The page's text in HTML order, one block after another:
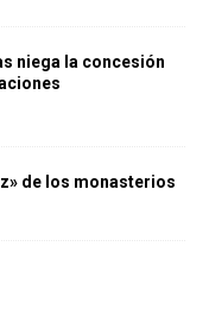
niega la concesión
de los monasterios